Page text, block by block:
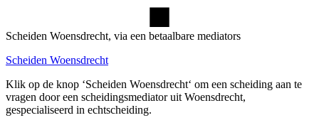
Scheiden Woensdrecht, via een betaalbare mediators
Scheiden Woensdrecht
Klik op de knop ‘Scheiden Woensdrecht‘ om een scheiding aan te
vragen door een scheidingsmediator uit Woensdrecht,
gespecialiseerd in echtscheiding.